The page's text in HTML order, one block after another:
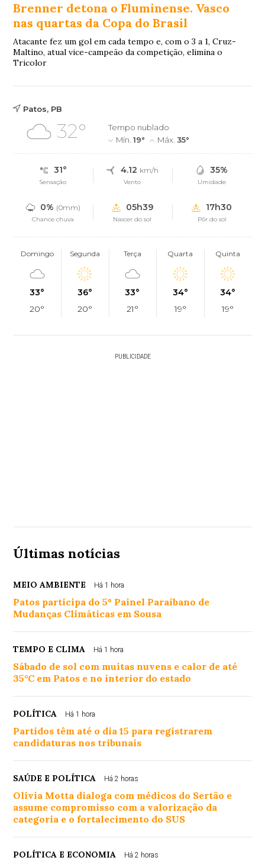
Brenner detona o Fluminense. Vasco
nas quartas da Copa do Brasil
Atacante fez um gol em cada tempo e, com o 3 a 1, Cruz-
Maltino, atual vice-campeão da competição, elimina o
Tricolor
Patos, PB
32°
Tempo nublado
Mín.19° Máx.35°
31°
Sensação
4.12 km/h
Vento
35%
Umidade
0% (0mm)
Chance chuva
05h39
Nascer do sol
17h30
Pôr do sol
Domingo
33°
20°
Segunda
36°
20°
Terça
33°
21°
Quarta
34°
19°
Quinta
34°
19°
PUBLICIDADE
Últimas notícias
MEIO AMBIENTE Há 1 hora
Patos participa do 5º Painel Paraibano de
Mudanças Climáticas em Sousa
TEMPO E CLIMA Há 1 hora
Sábado de sol com muitas nuvens e calor de até
35°C em Patos e no interior do estado
POLÍTICA Há 1 hora
Partidos têm até o dia 15 para registrarem
candidaturas nos tribunais
SAÚDE E POLÍTICA Há 2 horas
Olívia Motta dialoga com médicos do Sertão e
assume compromisso com a valorização da
categoria e o fortalecimento do SUS
POLÍTICA E ECONOMIA Há 2 horas